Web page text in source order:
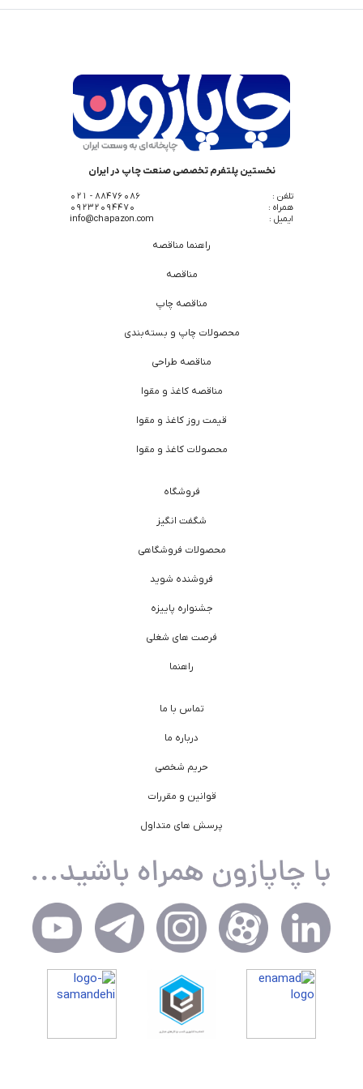
نخستین پلتفرم تخصصی صنعت چاپ در ایران
تلفن :
88476086 - 021
همراه :
09232094470
ایمیل :
info@chapazon.com
راهنما مناقصه
مناقصه
مناقصه چاپ
محصولات چاپ و بسته‌بندی
مناقصه طراحی
مناقصه کاغذ و مقوا
قیمت روز کاغذ و مقوا
محصولات کاغذ و مقوا
فروشگاه
شگفت انگیز
محصولات فروشگاهی
فروشنده شوید
جشنواره پاییزه
فرصت های شغلی
راهنما
تماس با ما
درباره ما
حریم شخصی
قوانین و مقررات
پرسش های متداول